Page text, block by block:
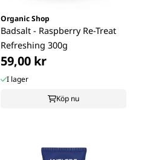
Organic Shop
Badsalt - Raspberry Re-Treat
Refreshing 300g
59,00 kr
I lager
Köp nu